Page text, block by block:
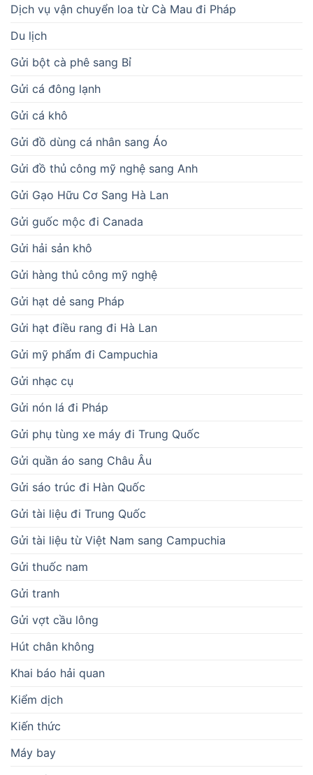
Dịch vụ vận chuyển loa từ Cà Mau đi Pháp
Du lịch
Gửi bột cà phê sang Bỉ
Gửi cá đông lạnh
Gửi cá khô
Gửi đồ dùng cá nhân sang Áo
Gửi đồ thủ công mỹ nghệ sang Anh
Gửi Gạo Hữu Cơ Sang Hà Lan
Gửi guốc mộc đi Canada
Gửi hải sản khô
Gửi hàng thủ công mỹ nghệ
Gửi hạt dẻ sang Pháp
Gửi hạt điều rang đi Hà Lan
Gửi mỹ phẩm đi Campuchia
Gửi nhạc cụ
Gửi nón lá đi Pháp
Gửi phụ tùng xe máy đi Trung Quốc
Gửi quần áo sang Châu Âu
Gửi sáo trúc đi Hàn Quốc
Gửi tài liệu đi Trung Quốc
Gửi tài liệu từ Việt Nam sang Campuchia
Gửi thuốc nam
Gửi tranh
Gửi vợt cầu lông
Hút chân không
Khai báo hải quan
Kiểm dịch
Kiến thức
Máy bay